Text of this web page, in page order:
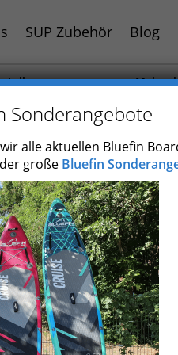
SUP Zubehör Blog
getestet
Mehr
SUP
2017
Sonderangebote
alle aktuellen Bluefin
große Bluefin